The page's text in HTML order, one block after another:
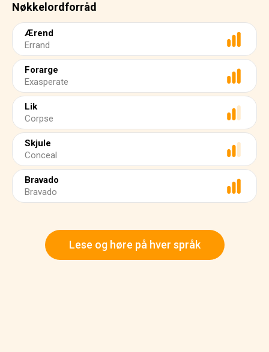
Nøkkelordforråd
Ærend
Errand
Forarge
Exasperate
Lik
Corpse
Skjule
Conceal
Bravado
Bravado
Lese og høre på hver språk